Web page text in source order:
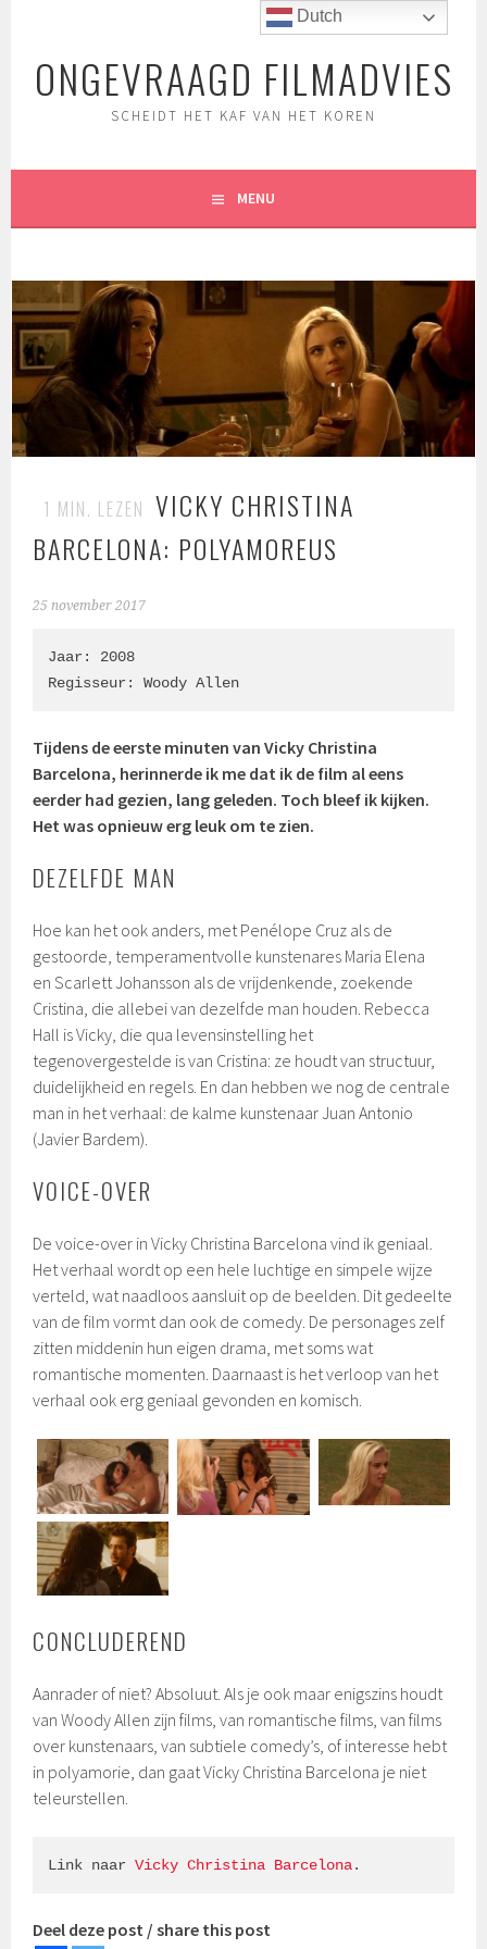
inhoudONGEVRAAGD FILMADVIES
SCHEIDT HET KAF VAN HET KOREN
MENU
1 MIN. LEZEN VICKY CHRISTINA
BARCELONA: POLYAMOREUS
25 november 2017
Jaar: 2008
Regisseur: Woody Allen
Tijdens de eerste minuten van Vicky Christina
Barcelona, herinnerde ik me dat ik de film al eens
eerder had gezien, lang geleden. Toch bleef ik kijken.
Het was opnieuw erg leuk om te zien.
DEZELFDE MAN
Hoe kan het ook anders, met Penélope Cruz als de
gestoorde, temperamentvolle kunstenares Maria Elena
enScarlett Johansson als de vrijdenkende, zoekende
Cristina, die allebei van dezelfde man houden. Rebecca
Hall is Vicky, die qua levensinstelling het
tegenovergestelde is van Cristina: ze houdt van structuur,
duidelijkheid en regels. En dan hebben we nog de centrale
man in het verhaal: de kalme kunstenaar Juan Antonio
(Javier Bardem).
VOICE-OVER
De voice-over in Vicky Christina Barcelona vind ik geniaal.
Het verhaal wordt op een hele luchtige en simpele wijze
verteld, wat naadloos aansluit op de beelden. Dit gedeelte
van de film vormt dan ook de comedy. De personages zelf
zitten middenin hun eigen drama, met soms wat
romantische momenten. Daarnaast is het verloop van het
verhaal ook erg geniaal gevonden en komisch.
CONCLUDEREND
Aanrader of niet? Absoluut. Als je ook maar enigszins houdt
van Woody Allen zijn films, van romantische films, van films
over kunstenaars, van subtiele comedy’s, of interesse hebt
in polyamorie, dan gaat Vicky Christina Barcelona je niet
teleurstellen.
Link naar Vicky Christina Barcelona.
Deel deze post / share this post
Dutch